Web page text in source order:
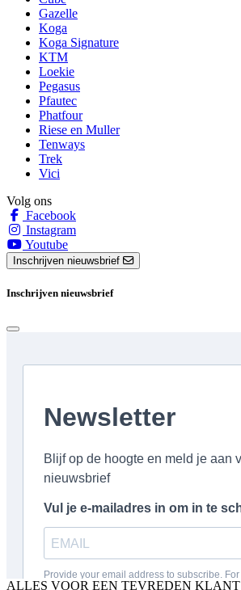
Gazelle
Koga
Koga Signature
KTM
Loekie
Pegasus
Pfautec
Phatfour
Riese en Muller
Tenways
Trek
Vici
Volg ons
Facebook
Instagram
Youtube
Inschrijven nieuwsbrief
Inschrijven nieuwsbrief
ALLES VOOR EEN TEVREDEN KLANT